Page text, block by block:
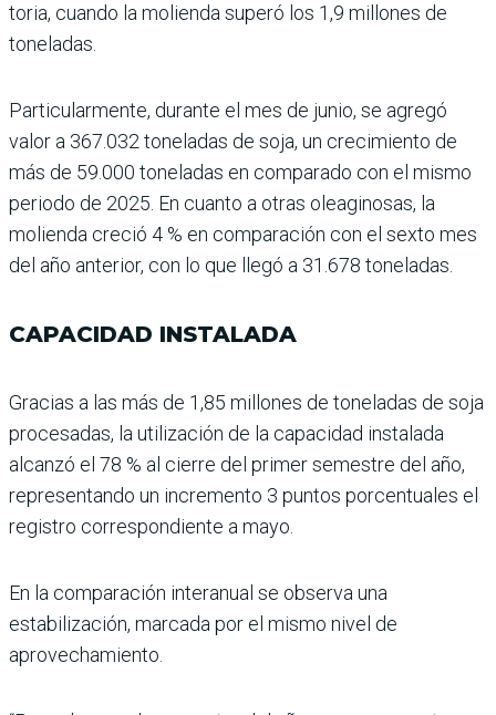
toria, cuando la molienda superó los 1,9 millones de
toneladas.
Particularmente, durante el mes de junio, se agregó
valor a 367.032 toneladas de soja, un crecimiento de
más de 59.000 tonela­das en comparado con el mismo
periodo de 2025. En cuanto a otras oleaginosas, la
molienda creció 4 % en comparación con el sexto mes
del año anterior, con lo que llegó a 31.678 toneladas.
CAPACIDAD INSTALADA
Gracias a las más de 1,85 millones de toneladas de soja
procesadas, la utiliza­ción de la capacidad insta­lada
alcanzó el 78 % al cie­rre del primer semestre del año,
representando un incremento 3 puntos por­centuales el
registro corres­pondiente a mayo.
En la comparación interanual se observa una
estabilización, marcada por el mismo nivel de
aprovechamiento.